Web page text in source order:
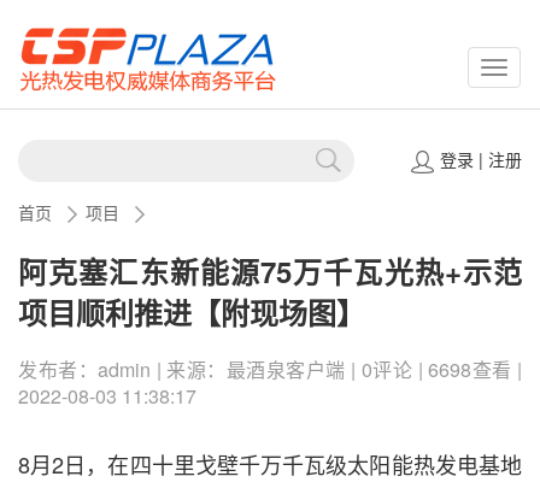
登录| 注册
首页 项目
阿克塞汇东新能源75万千瓦光热+示范
项目顺利推进【附现场图】
发布者：admin | 来源：最酒泉客户端 | 0评论 | 6698查看 |
2022-08-03 11:38:17
8月2日，在四十里戈壁千万千瓦级太阳能热发电基地